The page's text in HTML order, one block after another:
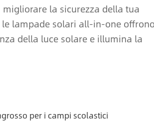
la sicurezza della tua
lampade solari all-in-one
della luce solare e illumina la
per i campi scolastici